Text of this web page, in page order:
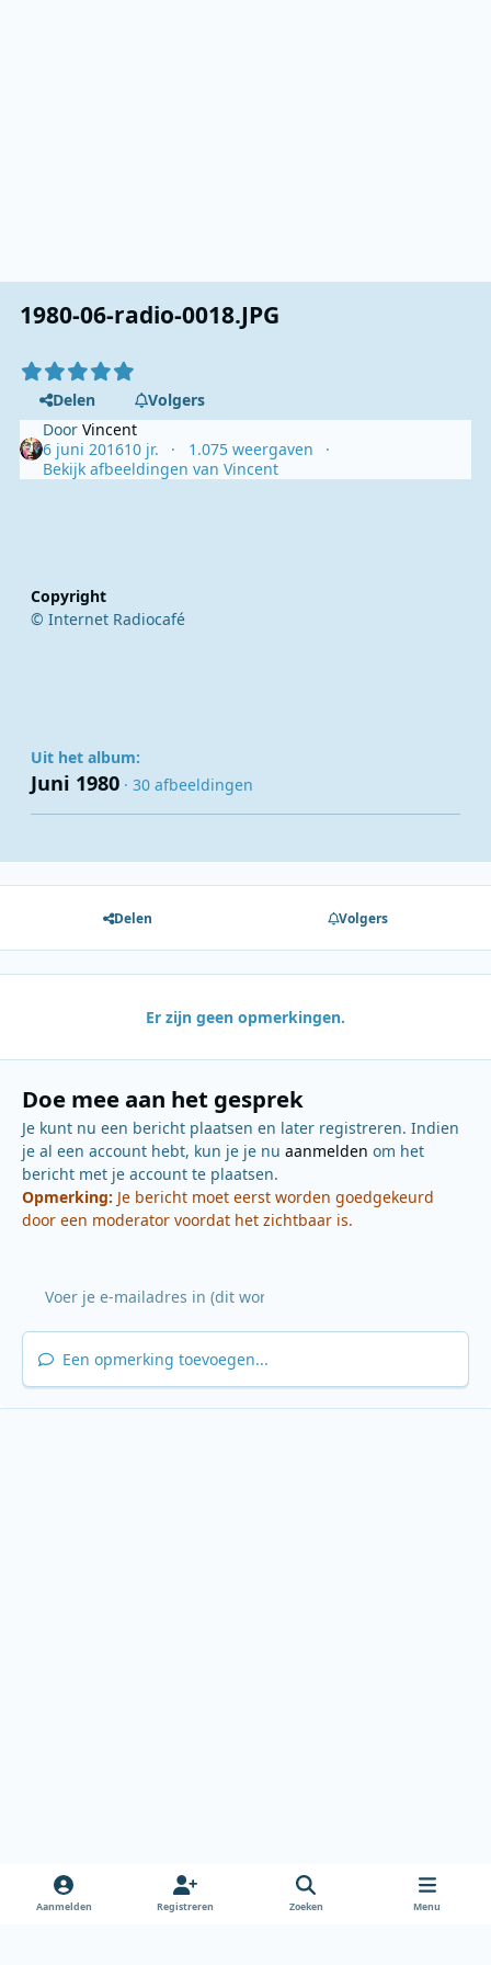
1980-06-radio-0018.JPG
Delen
Volgers
DoorVincent
6 juni 201610 jr.
1.075 weergaven
Bekijk afbeeldingen van Vincent
Copyright
© Internet Radiocafé
Uit het album:
Juni 1980 · 30 afbeeldingen
Delen Volgers
Er zijn geen opmerkingen.
Doe mee aan het gesprek
Je kunt nu een bericht plaatsen en later registreren. Indien
je al een account hebt, kun je je nu aanmelden om het
bericht met je account te plaatsen.
Opmerking: Je bericht moet eerst worden goedgekeurd
door een moderator voordat het zichtbaar is.
Een opmerking toevoegen...
Aanmelden Registreren Zoeken Menu